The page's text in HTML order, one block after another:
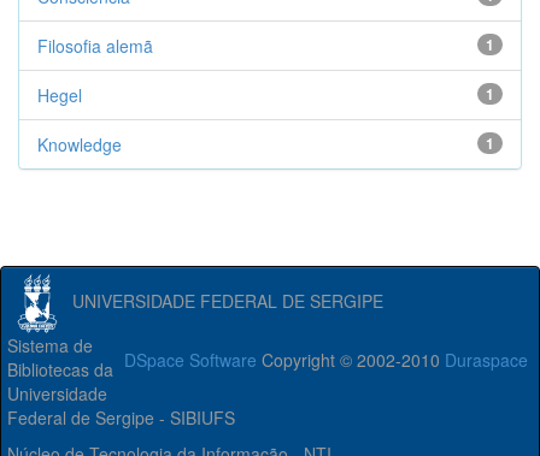
1
Filosofia alemã
1
Hegel
1
Knowledge
UNIVERSIDADE FEDERAL DE SERGIPE
DSpace Software Copyright © 2002-2010 Duraspace
Sistema de
Bibliotecas da
Universidade
Federal de Sergipe - SIBIUFS